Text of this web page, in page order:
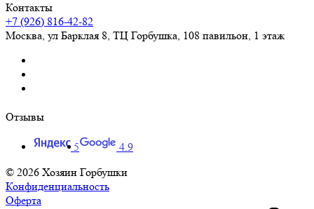
Контакты
+7 (926) 816-42-82
Москва, ул Барклая 8, ТЦ Горбушка, 108 павильон, 1 этаж
Отзывы
5
4.9
© 2026 Хозяин Горбушки
Конфиденциальность
Оферта